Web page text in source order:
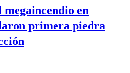
megaincendio en
primera piedra